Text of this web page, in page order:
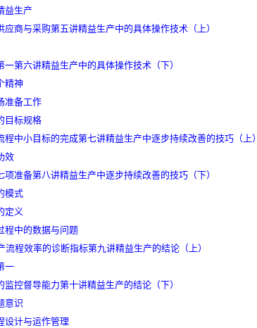
益生产
应商与采购第五讲精益生产中的具体操作技术（上）
一第六讲精益生产中的具体操作技术（下）
精神
准备工作
目标规格
程中小目标的完成第七讲精益生产中逐步持续改善的技巧（上）
效
项准备第八讲精益生产中逐步持续改善的技巧（下）
模式
定义
程中的数据与问题
流程效率的诊断指标第九讲精益生产的结论（上）
一
监控督导能力第十讲精益生产的结论（下）
意识
设计与运作管理